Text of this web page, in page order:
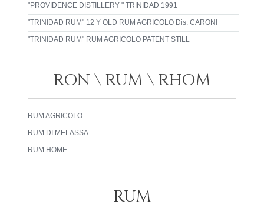
"PROVIDENCE DISTILLERY " TRINIDAD 1991
"TRINIDAD RUM" 12 Y OLD RUM AGRICOLO Dis. CARONI
"TRINIDAD RUM" RUM AGRICOLO PATENT STILL
RON \ RUM \ RHOM
RUM AGRICOLO
RUM DI MELASSA
RUM HOME
RUM